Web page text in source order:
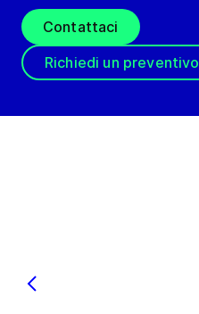
Contattaci
Richiedi un preventivo